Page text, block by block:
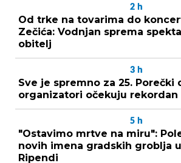
2 h
Od trke na tovarima do
Zečića: Vodnjan sprema
obitelj
3 h
Sve je spremno za 25. Porečki
organizatori očekuju rekordan
5 h
"Ostavimo mrtve na miru":
novih imena gradskih groblja
Ripendi